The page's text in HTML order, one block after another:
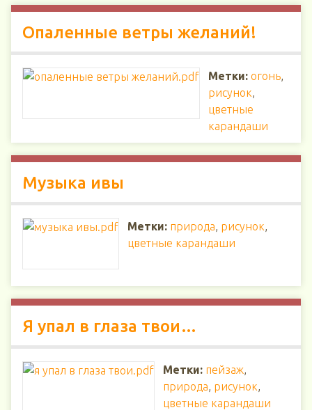
Опаленные ветры желаний!
Метки: огонь,
рисунок,
цветные
карандаши
Музыка ивы
Метки: природа, рисунок,
цветные карандаши
Я упал в глаза твои…
Метки: пейзаж,
природа, рисунок,
цветные карандаши